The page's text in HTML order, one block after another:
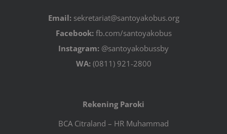
Email:sekretariat@santoyakobus.org
Facebook:fb.com/santoyakobus
Instagram: @santoyakobussby
WA:(0811) 921-2800
Rekening Paroki
BCA Citraland – HR Muhammad